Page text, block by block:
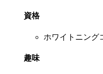
資格
ホワイトニング
趣味